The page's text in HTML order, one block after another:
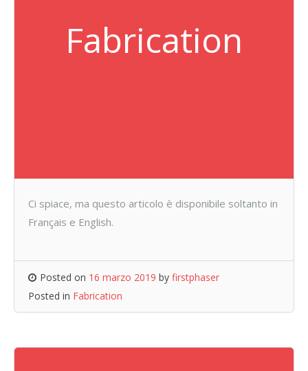
Fabrication
Ci spiace, ma questo articolo è disponibile soltanto in
Français e English.
Posted on 16 marzo 2019 by firstphaser
Posted in Fabrication